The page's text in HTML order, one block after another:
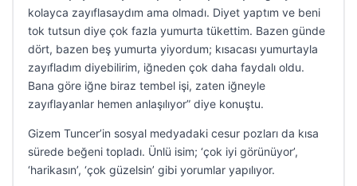
kolayca zayıflasaydım ama olmadı. Diyet yaptım ve beni
tok tutsun diye çok fazla yumurta tükettim. Bazen günde
dört, bazen beş yumurta yiyordum; kısacası yumurtayla
zayıfladım diyebilirim, iğneden çok daha faydalı oldu.
Bana göre iğne biraz tembel işi, zaten iğneyle
zayıflayanlar hemen anlaşılıyor” diye konuştu.
Gizem Tuncer’in sosyal medyadaki cesur pozları da kısa
sürede beğeni topladı. Ünlü isim; ‘çok iyi görünüyor’,
‘harikasın’, ‘çok güzelsin’ gibi yorumlar yapılıyor.